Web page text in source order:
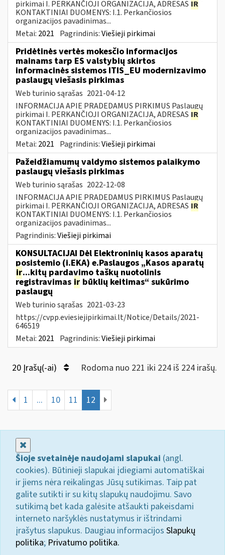
pirkimai I. PERKANČIOJI ORGANIZACIJA, ADRESAS IR
KONTAKTINIAI DUOMENYS: I.1. Perkančiosios
organizacijos pavadinimas...
Metai: 2021 Pagrindinis:Viešieji pirkimai
Pridėtinės vertės mokesčio informacijos
mainams tarp ES valstybių skirtos
informacinės sistemos ITIS_EU modernizavimo
paslaugų viešasis pirkimas
Web turinio sąrašas 2021-04-12
INFORMACIJA APIE PRADEDAMUS PIRKIMUS Paslaugų
pirkimai I. PERKANČIOJI ORGANIZACIJA, ADRESAS IR
KONTAKTINIAI DUOMENYS: I.1. Perkančiosios
organizacijos pavadinimas...
Metai: 2021 Pagrindinis:Viešieji pirkimai
Pažeidžiamumų valdymo sistemos palaikymo
paslaugų viešasis pirkimas
Web turinio sąrašas 2022-12-08
INFORMACIJA APIE PRADEDAMUS PIRKIMUS Paslaugų
pirkimai I. PERKANČIOJI ORGANIZACIJA, ADRESAS IR
KONTAKTINIAI DUOMENYS: I.1. Perkančiosios
organizacijos pavadinimas...
Pagrindinis:Viešieji pirkimai
KONSULTACIJAI Dėl Elektroninių kasos aparatų
posistemio (i.EKA) e.Paslaugos „Kasos aparatų
ir...kitų pardavimo taškų nuotolinis
registravimas ir būklių keitimas“ sukūrimo
paslaugų
Web turinio sąrašas 2021-03-23
https://cvpp.eviesiejipirkimai.lt/Notice/Details/2021-
646519
Metai: 2021 Pagrindinis:Viešieji pirkimai
20 Įrašų(-ai) Rodoma nuo 221 iki 224 iš 224 irašų.
1 ... 10 11 12
Šioje svetainėje naudojami slapukai (angl.
cookies). Būtinieji slapukai įdiegiami automatiškai
ir jiems nėra reikalingas Jūsų sutikimas. Taip pat
galite sutikti ir su kitų slapukų naudojimu. Savo
sutikimą bet kada galėsite atšaukti pakeisdami
interneto naršyklės nustatymus ir ištrindami
įrašytus slapukus. Daugiau informacijos Slapukų
politika; Privatumo politika.